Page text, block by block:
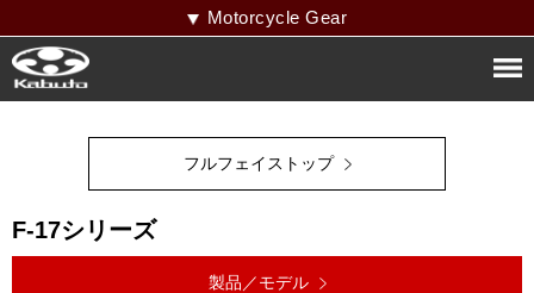
Motorcycle Gear
フルフェイストップ
F-17シリーズ
製品／モデル